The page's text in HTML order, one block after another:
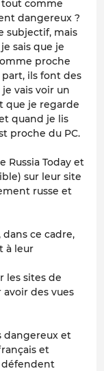
tout comme
dangereux ?
subjectif, mais
sais que je
proche
ils font des
vais voir un
que je regarde
quand je lis
proche du PC.
Russia Today et
sur leur site
russe et
ce cadre,
à leur
les sites de
des vues
dangereux et
et
défendent